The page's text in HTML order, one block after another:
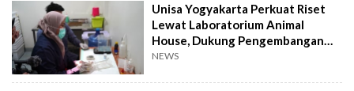
Unisa Yogyakarta Perkuat Riset
Lewat Laboratorium Animal
House, Dukung Pengembangan
Kandidat Obat
NEWS